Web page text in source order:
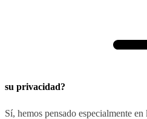
su privacidad?
Sí, hemos pensado especialmente